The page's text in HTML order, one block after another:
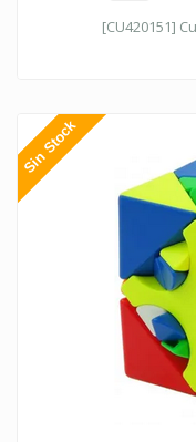
[CU420151]
Sin Stock